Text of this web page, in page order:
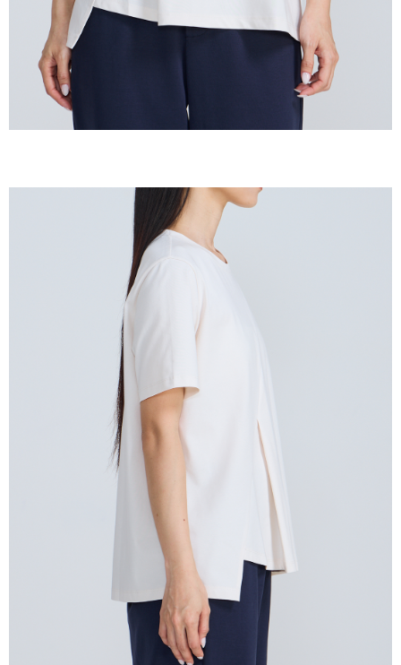
４．使用「AFTEE先享後付」時，將依據個別帳號之用戶狀況，依本公司即
時審查核予不同之上限額度；若仍有額度不足之情形，本公司將視審查結果
請求用戶進行身份認證。
５．嚴禁一人註冊多個帳號或使用他人資訊註冊。若發現惡意使用之情形，
恩沛科技股份有限公司將有權停止該用戶之使用額度並採取法律行動。